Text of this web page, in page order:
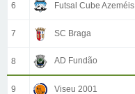
6 Futsal Cube Azeméis
7 SC Braga
8 AD Fundão
9 Viseu 2001